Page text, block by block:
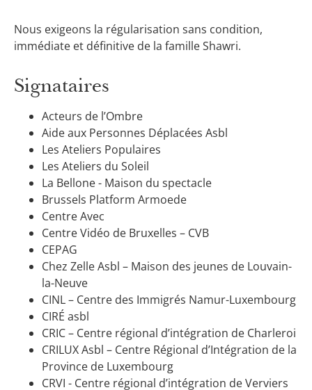
Nous exigeons la régularisation sans condition,
immédiate et définitive de la famille Shawri.
Signataires
Acteurs de l’Ombre
Aide aux Personnes Déplacées Asbl
Les Ateliers Populaires
Les Ateliers du Soleil
La Bellone - Maison du spectacle
Brussels Platform Armoede
Centre Avec
Centre Vidéo de Bruxelles – CVB
CEPAG
Chez Zelle Asbl – Maison des jeunes de Louvain-
la-Neuve
CINL – Centre des Immigrés Namur-Luxembourg
CIRÉ asbl
CRIC – Centre régional d’intégration de Charleroi
CRILUX Asbl – Centre Régional d’Intégration de la
Province de Luxembourg
CRVI - Centre régional d’intégration de Verviers